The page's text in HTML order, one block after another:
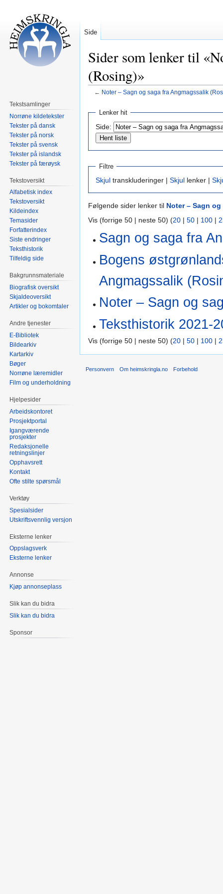
Sider som lenker til
(Rosing)»
← Noter – Sagn og saga fra Angmagssalik
Hopp
navigering
Hopp
søk
Lenker hit
Side:
Filtre
Skjul transkluderinger | Skjul lenker |
Følgende sider lenker til Noter – Sagn
Vis (forrige 50 | neste 50) (20 | 50 | 100 |
Sagn og saga fra
Bogens
Angmagssalik
Noter – Sagn og
Teksthistorik 2021-
Vis (forrige 50 | neste 50) (20 | 50 | 100 |
Side
Tekstsamlinger
Norrøne kildetekster
Tekster på dansk
Tekster på norsk
Tekster på svensk
Tekster på islandsk
Tekster på færøysk
Tekstoversikt
Alfabetisk index
Tekstoversikt
Kildeindex
Temasider
Forfatterindex
Siste endringer
Teksthistorik
Tilfeldig side
Bakgrunnsmateriale
Biografisk oversikt
Skjaldeoversikt
Artikler og bokomtaler
Andre tjenester
E-Bibliotek
Bildearkiv
Kartarkiv
Bøger
Norrøne læremidler
Film og underholdning
Hjelpesider
Arbeidskontoret
Prosjektportal
Igangværende
prosjekter
Redaksjonelle
retningslinjer
Opphavsrett
Kontakt
Ofte stilte spørsmål
Verktøy
Spesialsider
Utskriftsvennlig versjon
Eksterne lenker
Oppslagsverk
Eksterne lenker
Annonse
Kjøp annonseplass
Slik kan du bidra
Slik kan du bidra
Sponsor
Personvern Om heimskringla.no Forbehold